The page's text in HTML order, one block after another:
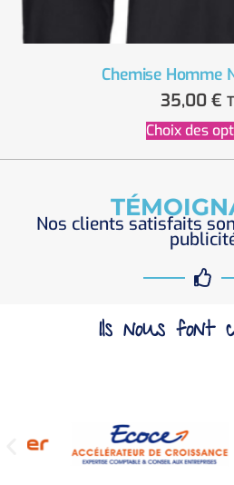
Chemise Homme
35,00 €
Choix des
Nos clients satisfaits
Ils nous font